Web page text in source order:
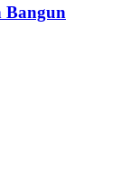
Bangun